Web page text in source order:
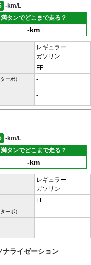
-km/L
満タンでどこまで走る？
-km
レギュラー
ガソリン
FF
ーボ） -
-
-km/L
満タンでどこまで走る？
-km
レギュラー
ガソリン
FF
ーボ） -
-
ナライゼーション